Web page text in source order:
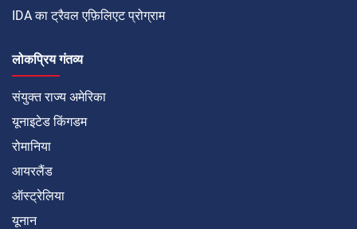
IDA का ट्रैवल एफ़िलिएट प्रोग्राम
लोकप्रिय गंतव्य
संयुक्त राज्य अमेरिका
यूनाइटेड किंगडम
रोमानिया
आयरलैंड
ऑस्ट्रेलिया
यूनान